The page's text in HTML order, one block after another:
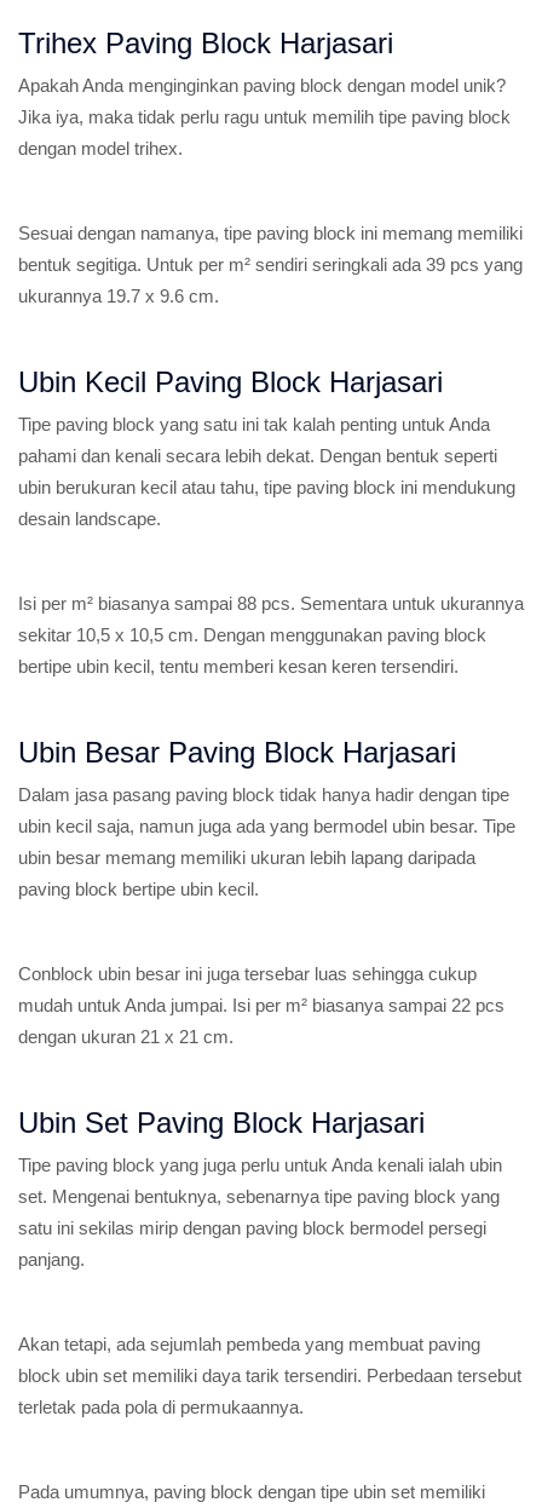
Trihex Paving Block Harjasari
Apakah Anda menginginkan paving block dengan model unik?
Jika iya, maka tidak perlu ragu untuk memilih tipe paving block
dengan model trihex.
Sesuai dengan namanya, tipe paving block ini memang memiliki
bentuk segitiga. Untuk per m² sendiri seringkali ada 39 pcs yang
ukurannya 19.7 x 9.6 cm.
Ubin Kecil Paving Block Harjasari
Tipe paving block yang satu ini tak kalah penting untuk Anda
pahami dan kenali secara lebih dekat. Dengan bentuk seperti
ubin berukuran kecil atau tahu, tipe paving block ini mendukung
desain landscape.
Isi per m² biasanya sampai 88 pcs. Sementara untuk ukurannya
sekitar 10,5 x 10,5 cm. Dengan menggunakan paving block
bertipe ubin kecil, tentu memberi kesan keren tersendiri.
Ubin Besar Paving Block Harjasari
Dalam jasa pasang paving block tidak hanya hadir dengan tipe
ubin kecil saja, namun juga ada yang bermodel ubin besar. Tipe
ubin besar memang memiliki ukuran lebih lapang daripada
paving block bertipe ubin kecil.
Conblock ubin besar ini juga tersebar luas sehingga cukup
mudah untuk Anda jumpai. Isi per m² biasanya sampai 22 pcs
dengan ukuran 21 x 21 cm.
Ubin Set Paving Block Harjasari
Tipe paving block yang juga perlu untuk Anda kenali ialah ubin
set. Mengenai bentuknya, sebenarnya tipe paving block yang
satu ini sekilas mirip dengan paving block bermodel persegi
panjang.
Akan tetapi, ada sejumlah pembeda yang membuat paving
block ubin set memiliki daya tarik tersendiri. Perbedaan tersebut
terletak pada pola di permukaannya.
Pada umumnya, paving block dengan tipe ubin set memiliki